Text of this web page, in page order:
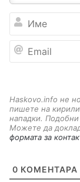
Haskovo.info не
пишете на
нападки.
Можете да
формата за
0 КОМЕНТАРА